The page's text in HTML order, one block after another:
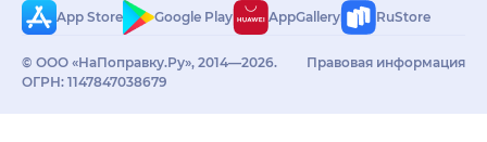
App Store
Google Play AppGallery RuStore
© ООО «НаПоправку.Ру», 2014—2026.
ОГРН: 1147847038679
Правовая информация